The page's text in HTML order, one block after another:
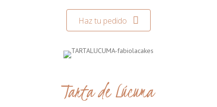
Haz tu pedido
Tarta de Lúcuma